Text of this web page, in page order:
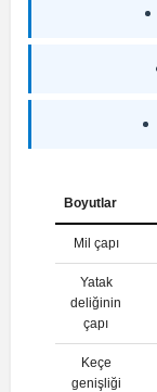
Boyutlar
Mil çapı
Yatak
deliğinin
çapı
Keçe
genişliği